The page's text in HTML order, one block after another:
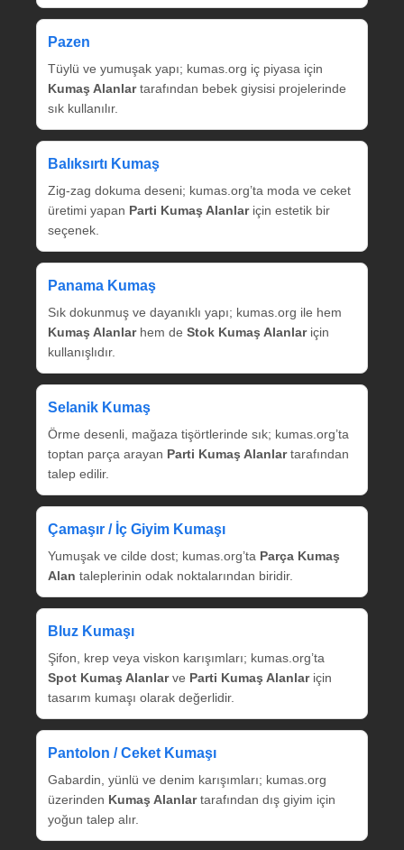
Pazen
Tüylü ve yumuşak yapı; kumas.org iç piyasa için
Kumaş Alanlartarafından bebek giysisi projelerinde
sık kullanılır.
Balıksırtı Kumaş
Zig‑zag dokuma deseni; kumas.org’ta moda ve ceket
üretimi yapan Parti Kumaş Alanlariçin estetik bir
seçenek.
Panama Kumaş
Sık dokunmuş ve dayanıklı yapı; kumas.org ile hem
Kumaş Alanlarhem de Stok Kumaş Alanlariçin
kullanışlıdır.
Selanik Kumaş
Örme desenli, mağaza tişörtlerinde sık; kumas.org’ta
toptan parça arayan Parti Kumaş Alanlartarafından
talep edilir.
Çamaşır / İç Giyim Kumaşı
Yumuşak ve cilde dost; kumas.org’ta Parça Kumaş
Alan taleplerinin odak noktalarından biridir.
Bluz Kumaşı
Şifon, krep veya viskon karışımları; kumas.org’ta
Spot Kumaş Alanlarve Parti Kumaş Alanlariçin
tasarım kumaşı olarak değerlidir.
Pantolon / Ceket Kumaşı
Gabardin, yünlü ve denim karışımları; kumas.org
üzerinden Kumaş Alanlartarafından dış giyim için
yoğun talep alır.